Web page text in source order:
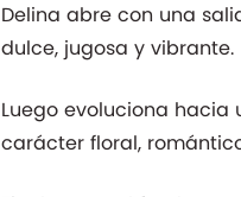
Delina abre con una
dulce, jugosa y vibrante.
Luego evoluciona hacia
carácter floral,